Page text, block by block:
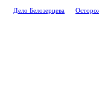
Дело Белозерцева